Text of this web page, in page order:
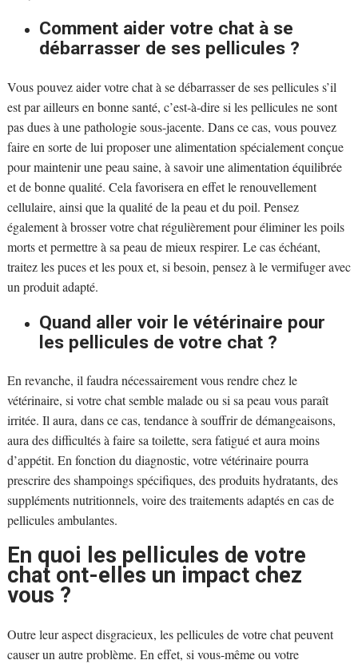
Comment aider votre chat à se
débarrasser de ses pellicules ?
Vous pouvez aider votre chat à se débarrasser de ses pellicules s’il
est par ailleurs en bonne santé, c’est-à-dire si les pellicules ne sont
pas dues à une pathologie sous-jacente. Dans ce cas, vous pouvez
faire en sorte de lui proposer une alimentation spécialement conçue
pour maintenir une peau saine, à savoir une alimentation équilibrée
et de bonne qualité. Cela favorisera en effet le renouvellement
cellulaire, ainsi que la qualité de la peau et du poil. Pensez
également à brosser votre chat régulièrement pour éliminer les poils
morts et permettre à sa peau de mieux respirer. Le cas échéant,
traitez les puces et les poux et, si besoin, pensez à le vermifuger avec
un produit adapté.
Quand aller voir le vétérinaire pour
les pellicules de votre chat ?
En revanche, il faudra nécessairement vous rendre chez le
vétérinaire, si votre chat semble malade ou si sa peau vous paraît
irritée. Il aura, dans ce cas, tendance à souffrir de démangeaisons,
aura des difficultés à faire sa toilette, sera fatigué et aura moins
d’appétit. En fonction du diagnostic, votre vétérinaire pourra
prescrire des shampoings spécifiques, des produits hydratants, des
suppléments nutritionnels, voire des traitements adaptés en cas de
pellicules ambulantes.
En quoi les pellicules de votre
chat ont-elles un impact chez
vous ?
Outre leur aspect disgracieux, les pellicules de votre chat peuvent
causer un autre problème. En effet, si vous-même ou votre